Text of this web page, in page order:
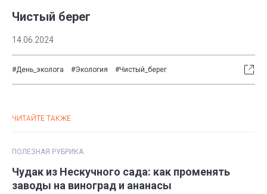
Чистый берег
14.06.2024
#День_эколога #Экология #Чистый_берег
ЧИТАЙТЕ ТАКЖЕ
ПОЛЕЗНАЯ РУБРИКА
Чудак из Нескучного сада: как променять
заводы на виноград и ананасы